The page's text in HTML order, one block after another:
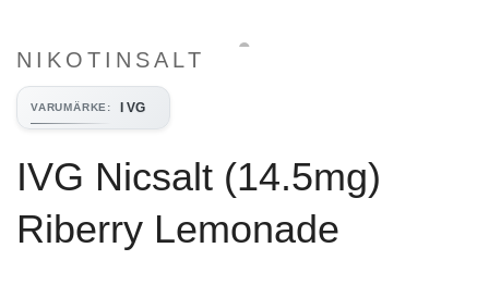
NIKOTINSALT
VARUMÄRKE : I VG
IVG Nicsalt (14.5mg)
Riberry Lemonade